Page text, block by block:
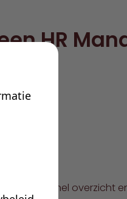
HR
om snel overzicht